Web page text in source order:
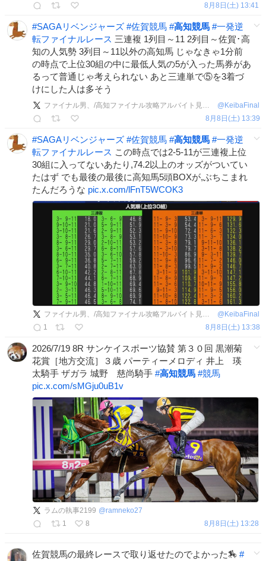
8月8日(土) 13:41
#SAGAリベンジャーズ #佐賀競馬 #高知競馬 #一発逆
転ファイナルレース 三連複 1列目～11 2列目～佐賀･高
知の人気勢 3列目～11以外の高知馬 じゃなきゃ1分前
の時点で上位30組の中に最低人気の5が入った馬券があ
るって普通じゃ考えられない あと三連単で⑤を3着づ
けにした人は多そう
ファイナル男、/高知ファイナル攻略アルバイト見習い補佐代理 @ KeibaFinal
8月8日(土) 13:39
#SAGAリベンジャーズ #佐賀競馬 #高知競馬 #一発逆
転ファイナルレース この時点では2-5-11が三連複上位
30組に入ってないあたり,74.2以上のオッズがついてい
たはず でも最後の最後に高知馬5頭BOXが,ぶちこまれ
たんだろうな pic.x.com/lFnT5WCOK3
ファイナル男、/高知ファイナル攻略アルバイト見習い補佐代理 @ KeibaFinal
1
8月8日(土) 13:38
2026/7/19 8R サンケイスポーツ協賛 第３０回 黒潮菊
花賞［地方交流］３歳 パーティーメロディ 井上 瑛
太騎手 ザガラ 城野 慈尚騎手 #高知競馬 #競馬
pic.x.com/sMGju0uB1v
ラムの執事2199 @ramneko27
1
8 8月8日(土) 13:28
佐賀競馬の最終レースで取り返せたのでよかった🏇 #